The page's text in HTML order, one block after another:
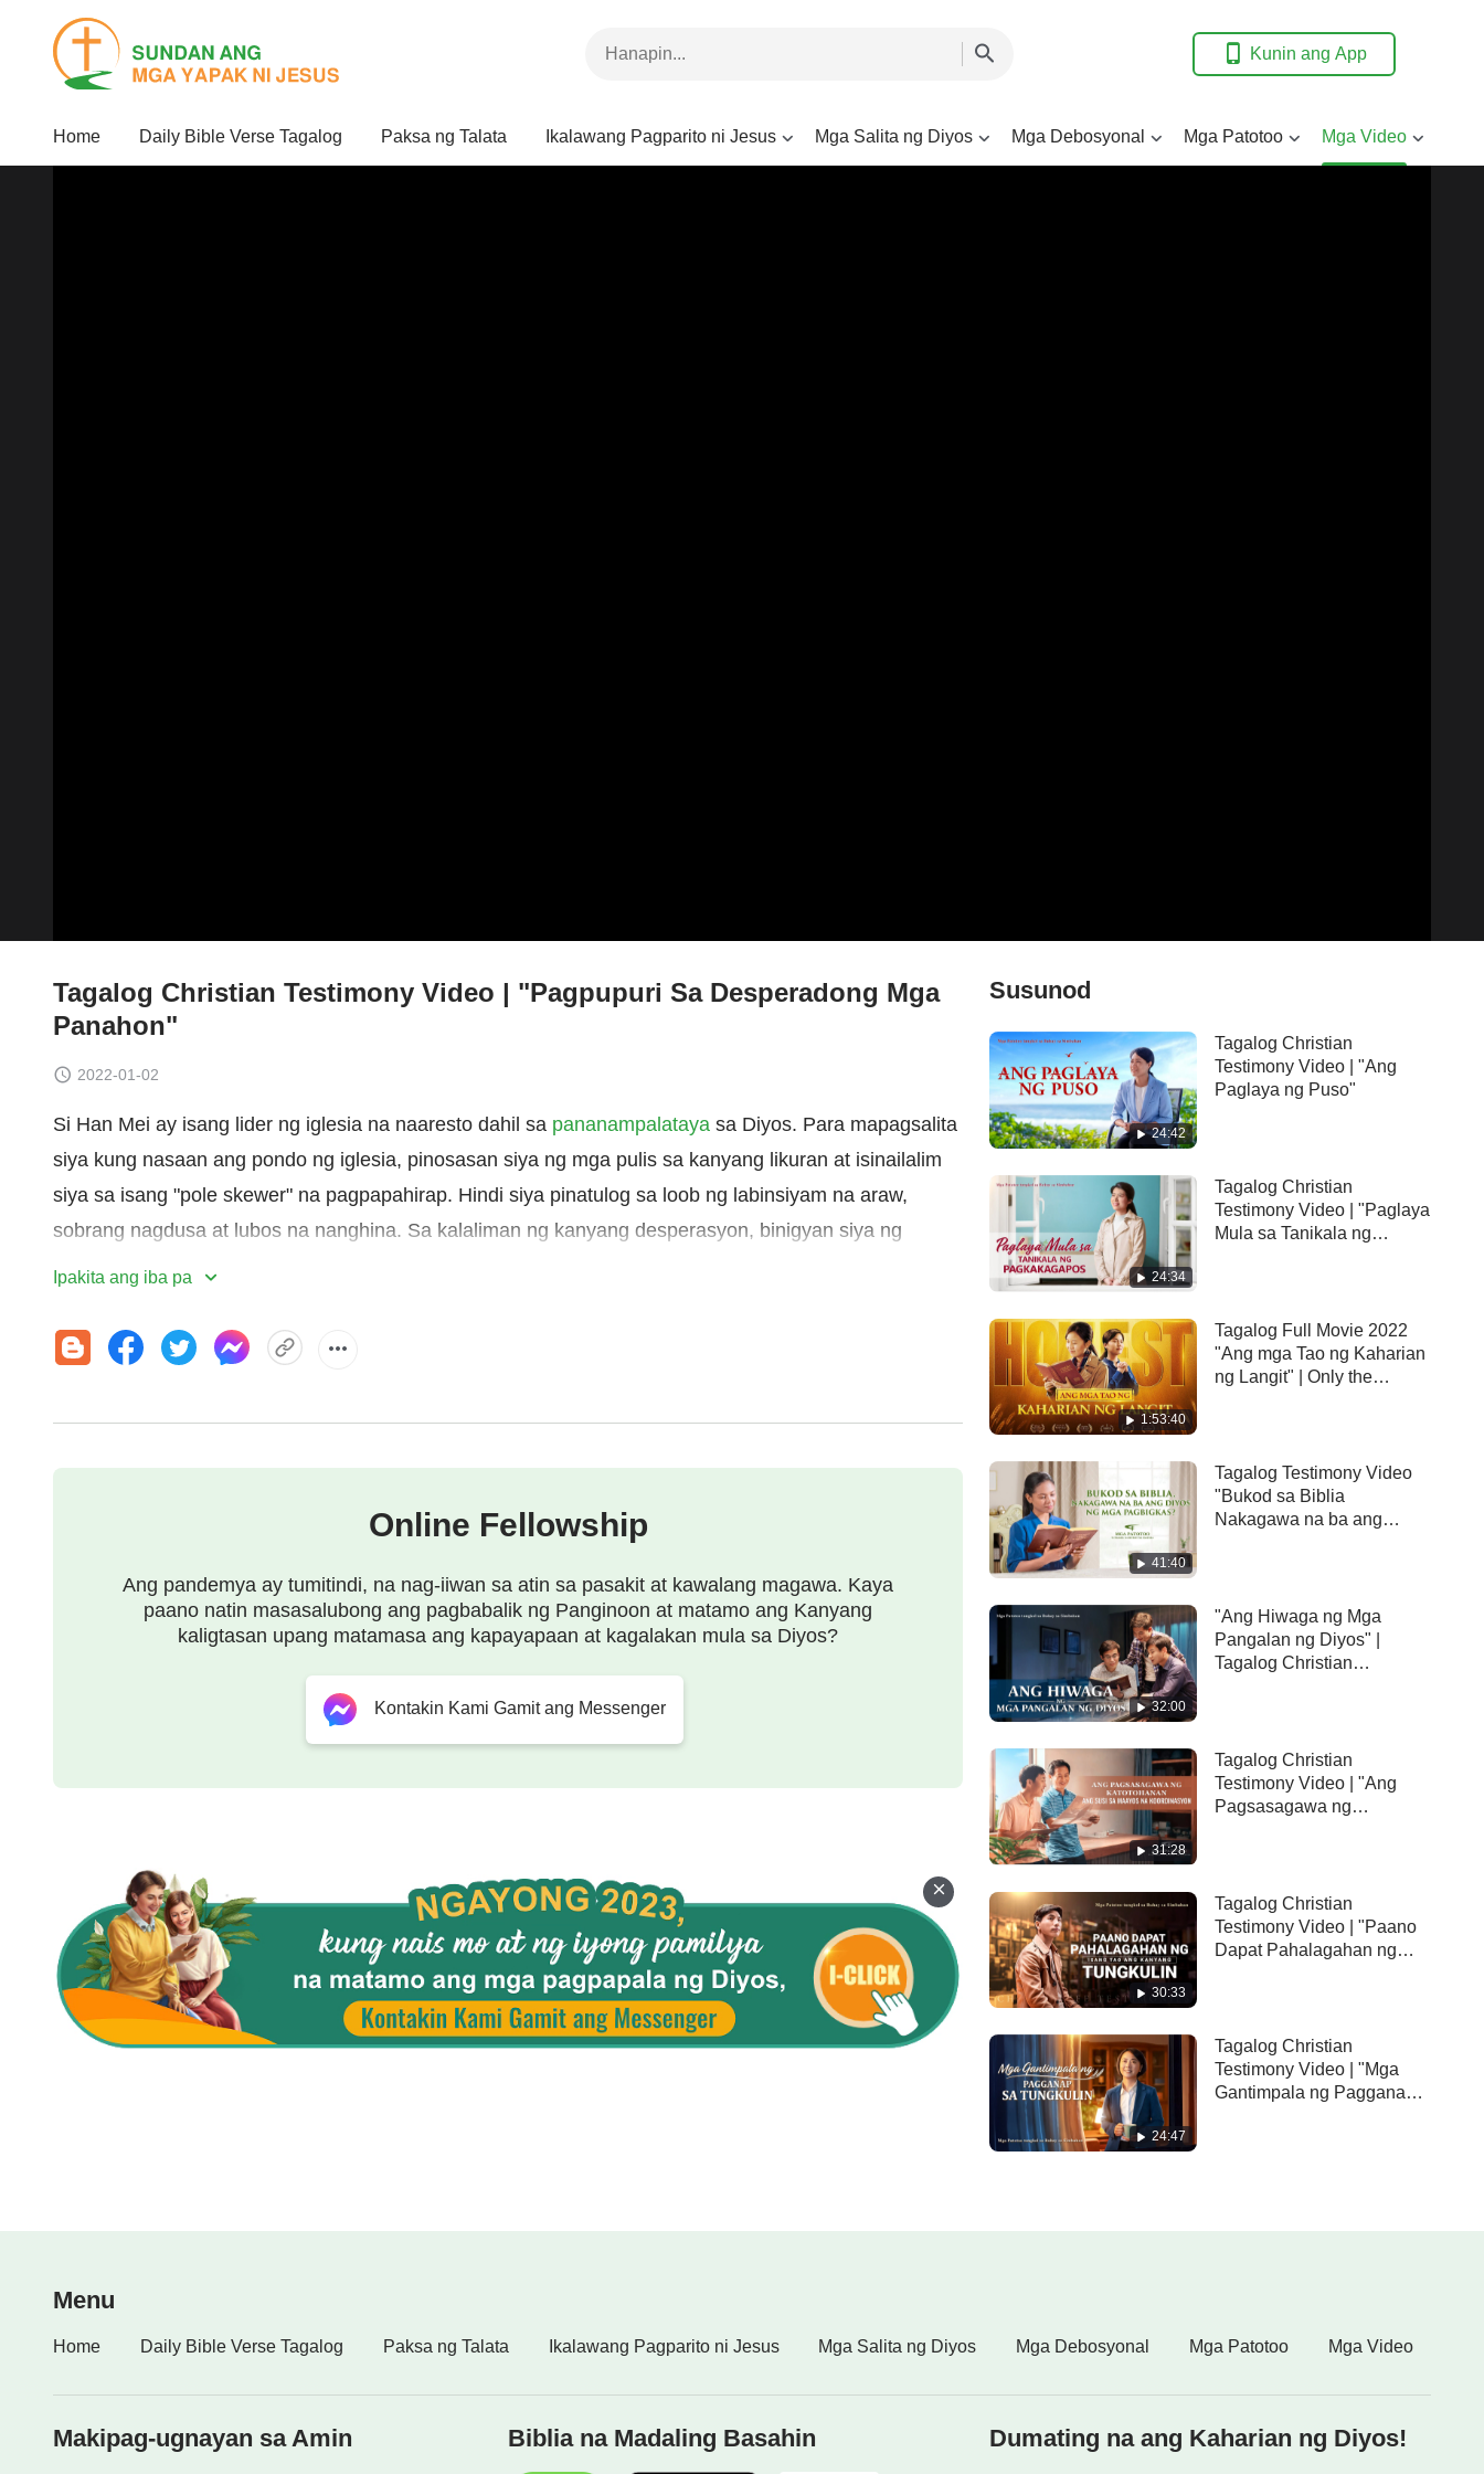
Kunin ang App
Home Daily Bible Verse Tagalog Paksa ng Talata Ikalawang Pagparito ni Jesus Mga Salita ng Diyos Mga Debosyonal Mga Patotoo Mga Video
Tagalog Christian Testimony Video | "Pagpupuri Sa Desperadong Mga
Panahon"
2022-01-02
Si Han Mei ay isang lider ng iglesia na naaresto dahil sa pananampalataya sa Diyos. Para mapagsalita
siya kung nasaan ang pondo ng iglesia, pinosasan siya ng mga pulis sa kanyang likuran at isinailalim
siya sa isang "pole skewer" na pagpapahirap. Hindi siya pinatulog sa loob ng labinsiyam na araw,
sobrang nagdusa at lubos na nanghina. Sa kalaliman ng kanyang desperasyon, binigyan siya ng
pananampalataya at lakas ng mga
ng kanyang puso.
Ipakita ang iba pa
Online Fellowship
Ang pandemya ay tumitindi, na nag-iiwan sa atin sa pasakit at kawalang magawa. Kaya
paano natin masasalubong ang pagbabalik ng Panginoon at matamo ang Kanyang
kaligtasan upang matamasa ang kapayapaan at kagalakan mula sa Diyos?
Kontakin Kami Gamit ang Messenger
Susunod
24:42
Tagalog Christian
Testimony Video | "Ang
Paglaya ng Puso"
24:34
Tagalog Christian
Testimony Video | "Paglaya
Mula sa Tanikala ng
1:53:40
Tagalog Full Movie 2022
"Ang mga Tao ng Kaharian
ng Langit" | Only the
41:40
Tagalog Testimony Video
"Bukod sa Biblia
Nakagawa na ba ang
32:00
"Ang Hiwaga ng Mga
Pangalan ng Diyos" |
Tagalog Christian
31:28
Tagalog Christian
Testimony Video | "Ang
Pagsasagawa ng
30:33
Tagalog Christian
Testimony Video | "Paano
Dapat Pahalagahan ng
24:47
Tagalog Christian
Testimony Video | "Mga
Gantimpala ng Pagganap
Menu
Home Daily Bible Verse Tagalog Paksa ng Talata Ikalawang Pagparito ni Jesus Mga Salita ng Diyos Mga Debosyonal Mga Patotoo Mga Video
Makipag-ugnayan sa Amin Biblia na Madaling Basahin Dumating na ang Kaharian ng Diyos!